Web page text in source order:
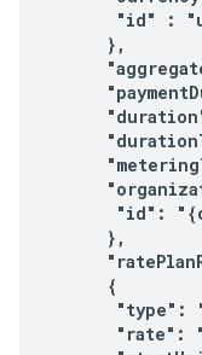
"id" :
      },
"id":
      },
      {
"type":
"rate":